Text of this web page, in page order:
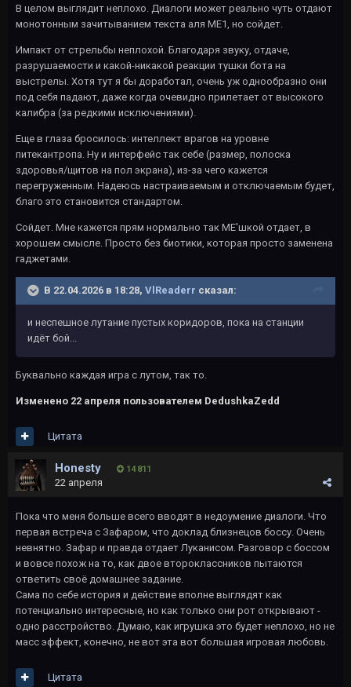
В целом выглядит неплохо. Диалоги может реально чуть отдают
монотонным зачитыванием текста аля МЕ1, но сойдет.
Импакт от стрельбы неплохой. Благодаря звуку, отдаче,
разрушаемости и какой-никакой реакции тушки бота на
выстрелы. Хотя тут я бы доработал, очень уж однообразно они
под себя падают, даже когда очевидно прилетает от высокого
калибра (за редкими исключениями).
Еще в глаза бросилось: интеллект врагов на уровне
питекантропа. Ну и интерфейс так себе (размер, полоска
здоровья/щитов на пол экрана), из-за чего кажется
перегруженным. Надеюсь настраиваемым и отключаемым будет,
благо это становится стандартом.
Сойдет. Мне кажется прям нормально так МЕ'шкой отдает, в
хорошем смысле. Просто без биотики, которая просто заменена
гаджетами.
В 22.04.2026 в 18:28, VlReaderr сказал:
и неспешное лутание пустых коридоров, пока на станции
идёт бой...
Буквально каждая игра с лутом, так то.
Изменено 22 апреля пользователем DedushkaZedd
Цитата
Honesty 14 811
22 апреля
Пока что меня больше всего вводят в недоумение диалоги. Что
первая встреча с Зафаром, что доклад близнецов боссу. Очень
невнятно. Зафар и правда отдает Луканисом. Разговор с боссом
и вовсе похож на то, как двое второклассников пытаются
ответить своё домашнее задание.
Сама по себе история и действие вполне выглядят как
потенциально интересные, но как только они рот открывают -
одно расстройство. Думаю, как игрушка это будет неплохо, но не
масс эффект, конечно, не вот эта вот большая игровая любовь.
Цитата